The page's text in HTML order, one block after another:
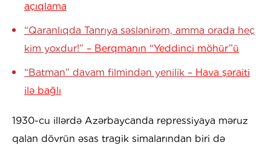
açıqlama
“Qaranlıqda Tanrıya səslənirəm, amma orada heç
kim yoxdur!” – Berqmanın “Yeddinci möhür”ü
“Batman” davam filmindən yenilik – Hava şəraiti
ilə bağlı
1930-cu illərdə Azərbaycanda repressiyaya məruz
qalan dövrün əsas tragik simalarından biri də